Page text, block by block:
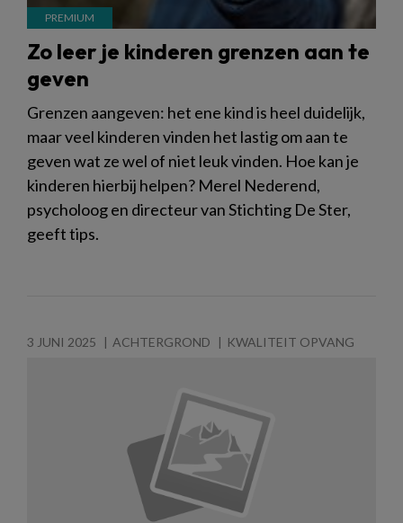
Zo leer je kinderen grenzen aan te
geven
Grenzen aangeven: het ene kind is heel duidelijk,
maar veel kinderen vinden het lastig om aan te
geven wat ze wel of niet leuk vinden. Hoe kan je
kinderen hierbij helpen? Merel Nederend,
psycholoog en directeur van Stichting De Ster,
geeft tips.
3 JUNI 2025 ACHTERGROND KWALITEIT OPVANG